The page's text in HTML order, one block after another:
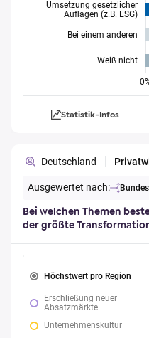
Umsetzung gesetzlicher
Auflagen (z.B. ESG)
Bei einem anderen
Weiß nicht
Statistik-Infos
Deutschland
Ausgewertet nach:
Bei welchen Themen
der größte
Höchstwert pro Region
Erschließung neuer
Absatzmärkte
Unternehmenskultur